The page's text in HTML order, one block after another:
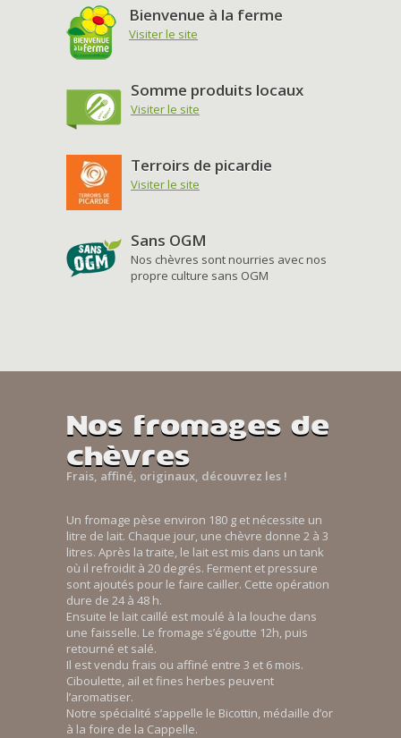
Bienvenue à la ferme
Visiter le site
Somme produits locaux
Visiter le site
Terroirs de picardie
Visiter le site
Sans OGM
Nos chèvres sont nourries avec nos
propre culture sans OGM
Nos fromages de
chèvres
Frais, affiné, originaux, découvrez les !
Un fromage pèse environ 180 g et nécessite un
litre de lait. Chaque jour, une chèvre donne 2 à 3
litres. Après la traite, le lait est mis dans un tank
où il refroidit à 20 degrés. Ferment et pressure
sont ajoutés pour le faire cailler. Cette opération
dure de 24 à 48 h.
Ensuite le lait caillé est moulé à la louche dans
une faisselle. Le fromage s’égoutte 12h, puis
retourné et salé.
Il est vendu frais ou affiné entre 3 et 6 mois.
Ciboulette, ail et fines herbes peuvent
l’aromatiser.
Notre spécialité s’appelle le Bicottin, médaille d’or
à la foire de la Cappelle.